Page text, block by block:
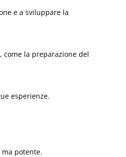
e a sviluppare la
la preparazione del
esperienze.
potente.